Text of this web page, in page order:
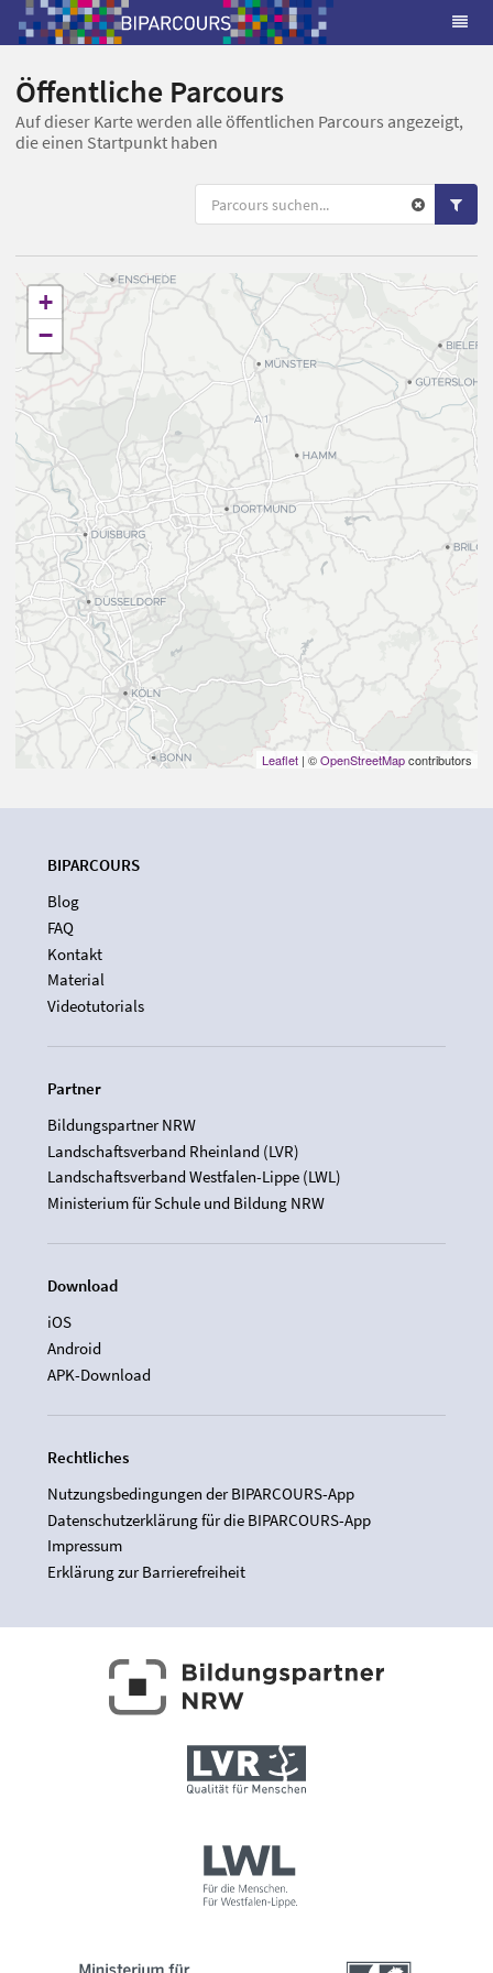
Öffentliche Parcours
Auf dieser Karte werden alle öffentlichen Parcours angezeigt,
die einen Startpunkt haben
+
−
Leaflet | ©OpenStreetMapcontributors
BIPARCOURS
Blog
FAQ
Kontakt
Material
Videotutorials
Partner
Bildungspartner NRW
Landschaftsverband Rheinland (LVR)
Landschaftsverband Westfalen-Lippe (LWL)
Ministerium für Schule und Bildung NRW
Download
iOS
Android
APK-Download
Rechtliches
Nutzungsbedingungen der BIPARCOURS-App
Datenschutzerklärung für die BIPARCOURS-App
Impressum
Erklärung zur Barrierefreiheit